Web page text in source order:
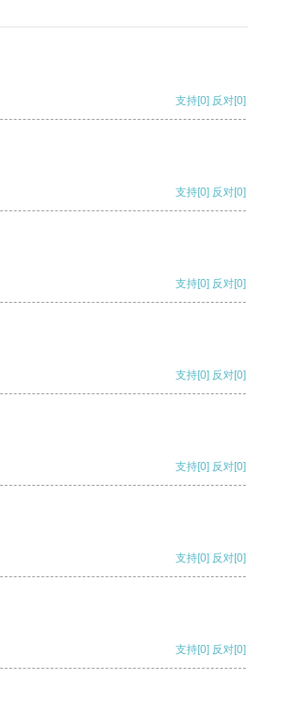
支持[0] 反对[0]
支持[0] 反对[0]
支持[0] 反对[0]
支持[0] 反对[0]
支持[0] 反对[0]
支持[0] 反对[0]
支持[0] 反对[0]